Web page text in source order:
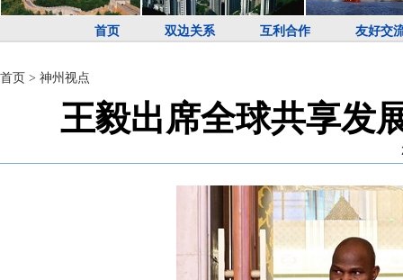
首页 双边关系 互利合作 友好交
首页 > 神州视点
王毅出席全球共享发